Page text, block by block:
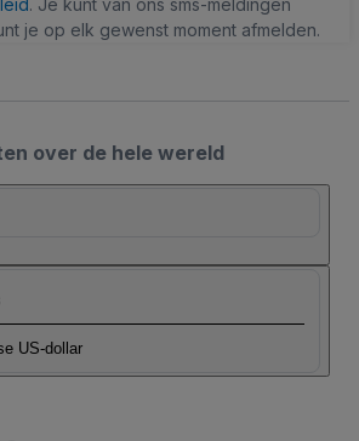
. Je kunt van ons sms-meldingen
je op elk gewenst moment afmelden.
over de hele wereld
US-dollar